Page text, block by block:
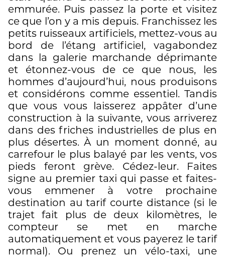
emmurée. Puis passez la porte et visitez
ce que l’on y a mis depuis. Franchissez les
petits ruisseaux artificiels, mettez-vous au
bord de l’étang artificiel, vagabondez
dans la galerie marchande déprimante
et étonnez-vous de ce que nous, les
hommes d’aujourd’hui, nous produisons
et considérons comme essentiel. Tandis
que vous vous laisserez appâter d’une
construction à la suivante, vous arriverez
dans des friches industrielles de plus en
plus désertes. À un moment donné, au
carrefour le plus balayé par les vents, vos
pieds feront grève. Cédez-leur. Faites
signe au premier taxi qui passe et faites-
vous emmener à votre prochaine
destination au tarif courte distance (si le
trajet fait plus de deux kilomètres, le
compteur se met en marche
automatiquement et vous payerez le tarif
normal). Ou prenez un vélo-taxi, une